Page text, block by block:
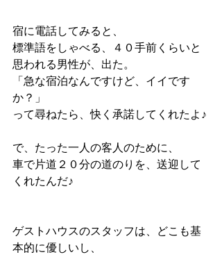
宿に電話してみると、
標準語をしゃべる、４０手前くらいと
思われる男性が、出た。
「急な宿泊なんですけど、イイです
か？」
って尋ねたら、快く承諾してくれたよ♪
で、たった一人の客人のために、
車で片道２０分の道のりを、送迎して
くれたんだ♪
ゲストハウスのスタッフは、どこも基
本的に優しいし、